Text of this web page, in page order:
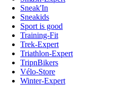
Sneak'In
Sneakids
Sport is good
Training-Fit
Trek-Expert
Triathlon-Expert
TripnBikers
Vélo-Store
Winter-Expert